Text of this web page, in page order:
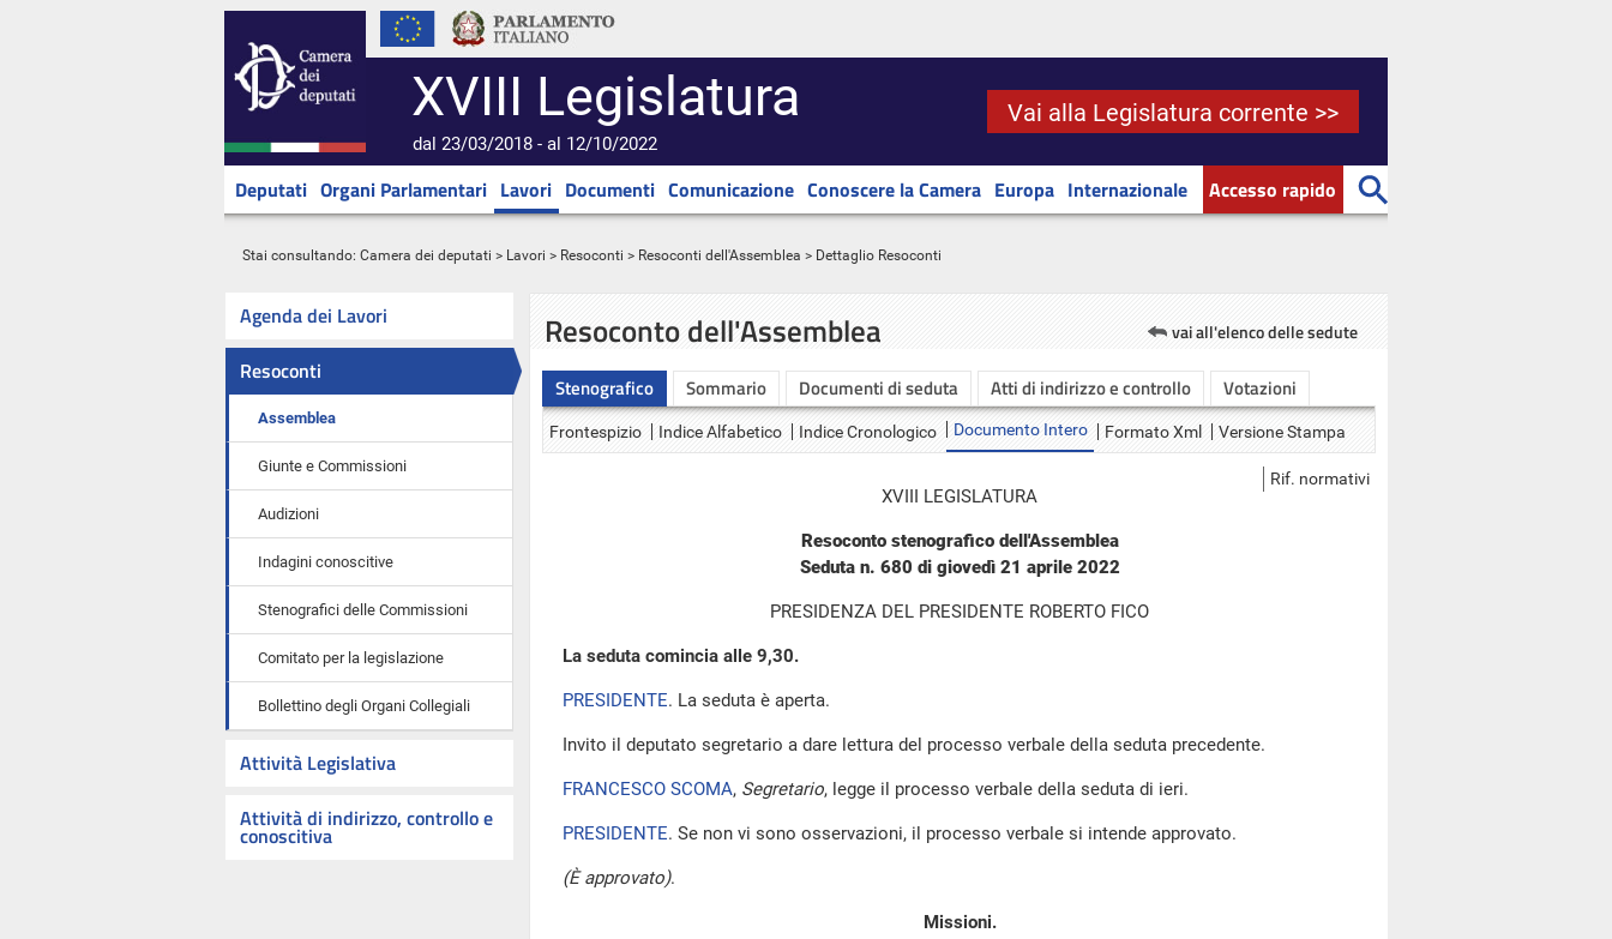
XVIII Legislatura
dal 23/03/2018 - al 12/10/2022
Vai alla Legislatura corrente >>
Deputati Organi Parlamentari Lavori Documenti Comunicazione Conoscere la Camera Europa Internazionale Accesso rapido
Stai consultando: Camera dei deputati > Lavori > Resoconti > Resoconti dell'Assemblea > Dettaglio Resoconti
Agenda dei Lavori
Resoconti
Assemblea
Giunte e Commissioni
Audizioni
Indagini conoscitive
Stenografici delle Commissioni
Comitato per la legislazione
Bollettino degli Organi Collegiali
Attività Legislativa
Attività di indirizzo, controllo e
conoscitiva
Resoconto dell'Assemblea vai all'elenco delle sedute
Stenografico Sommario Documenti di seduta Atti di indirizzo e controllo Votazioni
Frontespizio Indice Alfabetico Indice Cronologico Documento Intero Formato Xml Versione Stampa
Rif. normativi
XVIII LEGISLATURA
Resoconto stenografico dell'Assemblea
Seduta n. 680 di giovedì 21 aprile 2022
PRESIDENZA DEL PRESIDENTE ROBERTO FICO
La seduta comincia alle 9,30.
PRESIDENTE. La seduta è aperta.
Invito il deputato segretario a dare lettura del processo verbale della seduta precedente.
FRANCESCO SCOMA, Segretario, legge il processo verbale della seduta di ieri.
PRESIDENTE. Se non vi sono osservazioni, il processo verbale si intende approvato.
(È approvato).
Missioni.